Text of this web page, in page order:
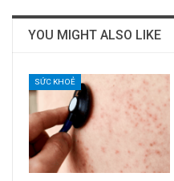
YOU MIGHT ALSO LIKE
SỨC KHOẺ